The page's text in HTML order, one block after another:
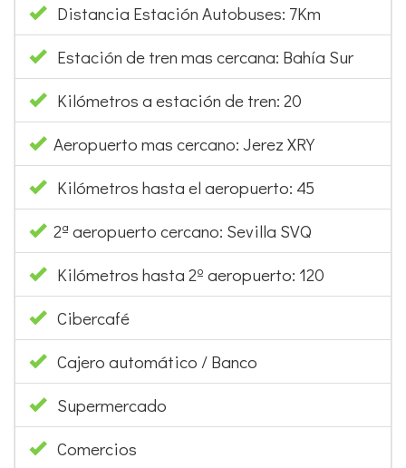
Distancia Estación Autobuses: 7Km
Estación de tren mas cercana: Bahía Sur
Kilómetros a estación de tren: 20
Aeropuerto mas cercano: Jerez XRY
Kilómetros hasta el aeropuerto: 45
2ª aeropuerto cercano: Sevilla SVQ
Kilómetros hasta 2º aeropuerto: 120
Cibercafé
Cajero automático / Banco
Supermercado
Comercios